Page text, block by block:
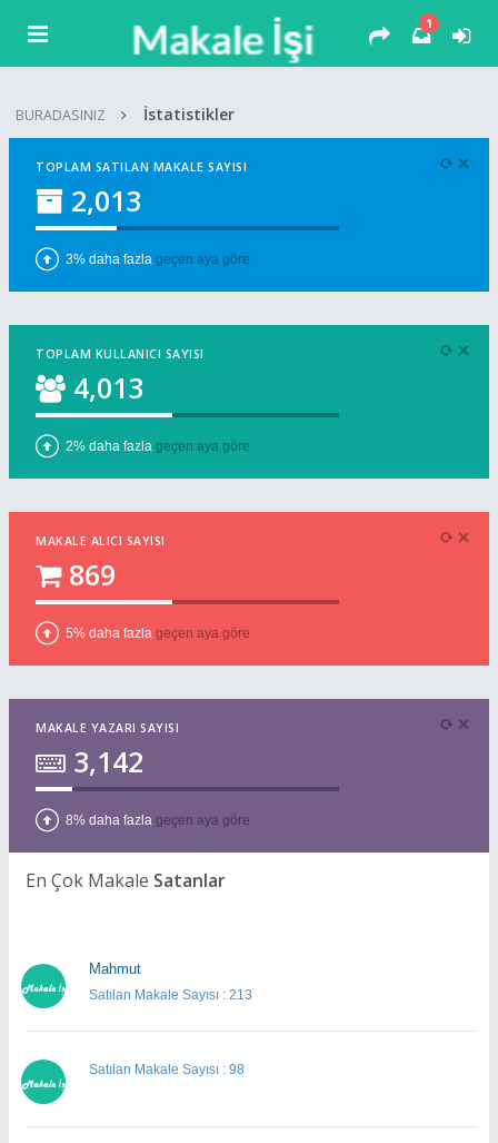
1
BURADASINIZ İstatistikler
TOPLAM SATILAN MAKALE SAYISI
2,013
3% daha fazla geçen aya göre
TOPLAM KULLANICI SAYISI
4,013
2% daha fazla geçen aya göre
MAKALE ALICI SAYISI
869
5% daha fazla geçen aya göre
MAKALE YAZARI SAYISI
3,142
8% daha fazla geçen aya göre
En Çok Makale Satanlar
Mahmut
Satılan Makale Sayısı : 213
Satılan Makale Sayısı : 98